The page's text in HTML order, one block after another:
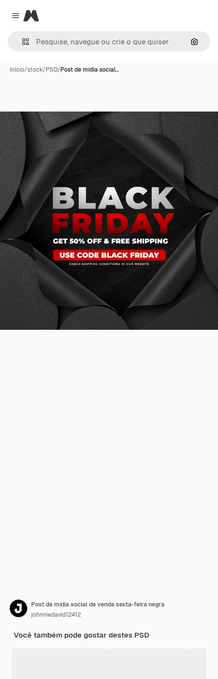
Close menu
Magnific
Início/stock/PSD/Post de mídia social…
Post de mídia social de venda sexta-feira negra
johnniedavid12412
Você também pode gostar destes PSD